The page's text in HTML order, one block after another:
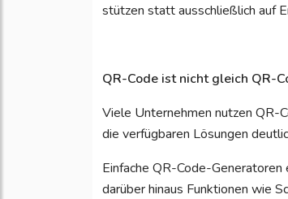
stützen statt ausschließlich auf
QR-Code ist nicht gleich QR-
Viele Unternehmen nutzen QR-
die verfügbaren Lösungen
Einfache QR-Code-
darüber hinaus Funktionen wie